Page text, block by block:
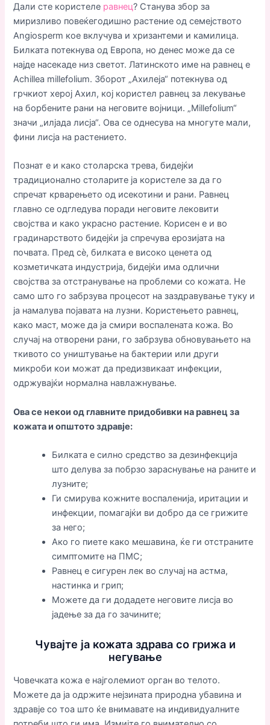
Дали сте користеле равнец? Станува збор за
миризливо повеќегодишно растение од семејството
Angiosperm кое вклучува и хризантеми и камилица.
Билката потекнува од Европа, но денес може да се
најде насекаде низ светот. Латинското име на равнец е
Achillea millefolium. Зборот „Ахилеја“ потекнува од
грчкиот херој Ахил, кој користел равнец за лекување
на борбените рани на неговите војници. „Millefolium“
значи „илјада лисја“. Ова се однесува на многуте мали,
фини лисја на растението.
Познат е и како столарска трева, бидејќи
традиционално столарите ја користеле за да го
спречат крварењето од исекотини и рани. Равнец
главно се одгледува поради неговите лековити
својства и како украсно растение. Корисен е и во
градинарството бидејќи ја спречува ерозијата на
почвата. Пред сè, билката е високо ценета од
козметичката индустрија, бидејќи има одлични
својства за отстранување на проблеми со кожата. Не
само што го забрзува процесот на заздравување туку и
ја намалува појавата на лузни. Користењето равнец,
како маст, може да ја смири воспалената кожа. Во
случај на отворени рани, го забрзува обновувањето на
ткивото со уништување на бактерии или други
микроби кои можат да предизвикаат инфекции,
одржувајќи нормална навлажнување.
Ова се некои од главните придобивки на равнец за
кожата и општото здравје:
Билката е силно средство за дезинфекција
што делува за побрзо зараснување на раните и
лузните;
Ги смирува кожните воспаленија, иритации и
инфекции, помагајќи ви добро да се грижите
за него;
Ако го пиете како мешавина, ќе ги отстраните
симптомите на ПМС;
Равнец е сигурен лек во случај на астма,
настинка и грип;
Можете да ги додадете неговите лисја во
јадење за да го зачините;
Чувајте ја кожата здрава со грижа и
негување
Човечката кожа е најголемиот орган во телото.
Можете да ја одржите нејзината природна убавина и
здравје со тоа што ќе внимавате на индивидуалните